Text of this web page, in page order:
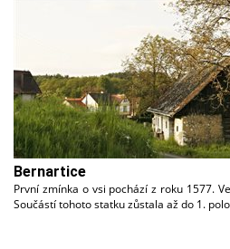
Bernartice
První zmínka o vsi pochází z roku 1577.
Součástí tohoto statku zůstala až do 1.